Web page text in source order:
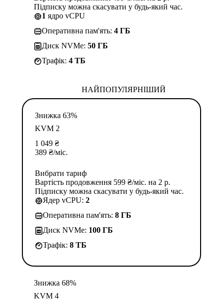
Підписку можна скасувати у будь-який час.
1 ядро vCPU
Оперативна пам'ять: 4 ГБ
Диск NVMe: 50 ГБ
Трафік: 4 TБ
НАЙПОПУЛЯРНІШИЙ
Знижка 63%
KVM 2
1 049 ₴
389 ₴/міс.
Вибрати тариф
Вартість продовження 599 ₴/міс. на 2 р.
Підписку можна скасувати у будь-який час.
Ядер vCPU: 2
Оперативна пам'ять: 8 ГБ
Диск NVMe: 100 ГБ
Трафік: 8 TБ
Знижка 68%
KVM 4